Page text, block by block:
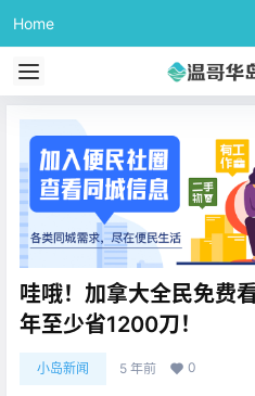
Home
哇哦！加拿大全民免费
年至少省1200刀！
小岛新闻 5 年前 0